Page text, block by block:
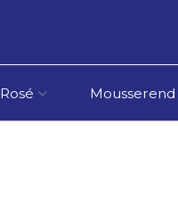
Rosé Mousserend